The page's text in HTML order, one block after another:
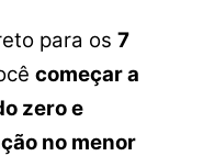
para os 7
começar a
zero e
no menor